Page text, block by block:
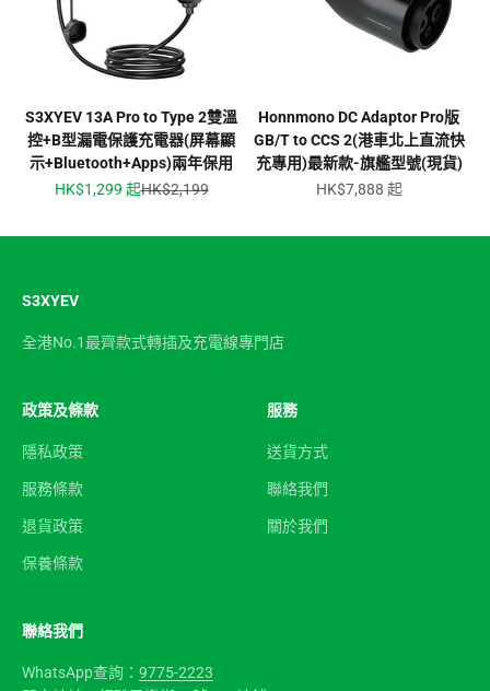
S3XYEV 13A Pro to Type 2雙溫
控+B型漏電保護充電器(屏幕顯
示+Bluetooth+Apps)兩年保用
促銷價
HK$1,299 起原價
HK$2,199
Honnmono DC Adaptor Pro版
GB/T to CCS 2(港車北上直流快
充專用)最新款-旗艦型號(現貨)
促銷價
HK$7,888 起
S3XYEV
全港No.1最齊款式轉插及充電線專門店
政策及條款
隱私政策
服務條款
退貨政策
保養條款
服務
送貨方式
聯絡我們
關於我們
聯絡我們
WhatsApp查詢： 9775-2223